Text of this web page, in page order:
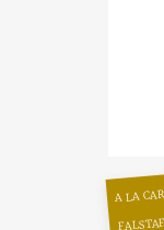
A LA